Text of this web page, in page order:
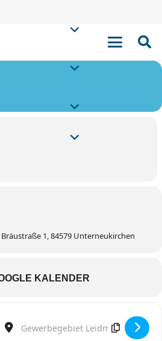
1, 84579 Unterneukirchen
KALENDER
- Theater [RU6qs7iit]
Destination Address - Theater